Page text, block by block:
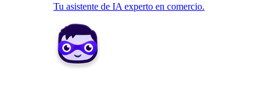
Tu asistente de IA experto en comercio.